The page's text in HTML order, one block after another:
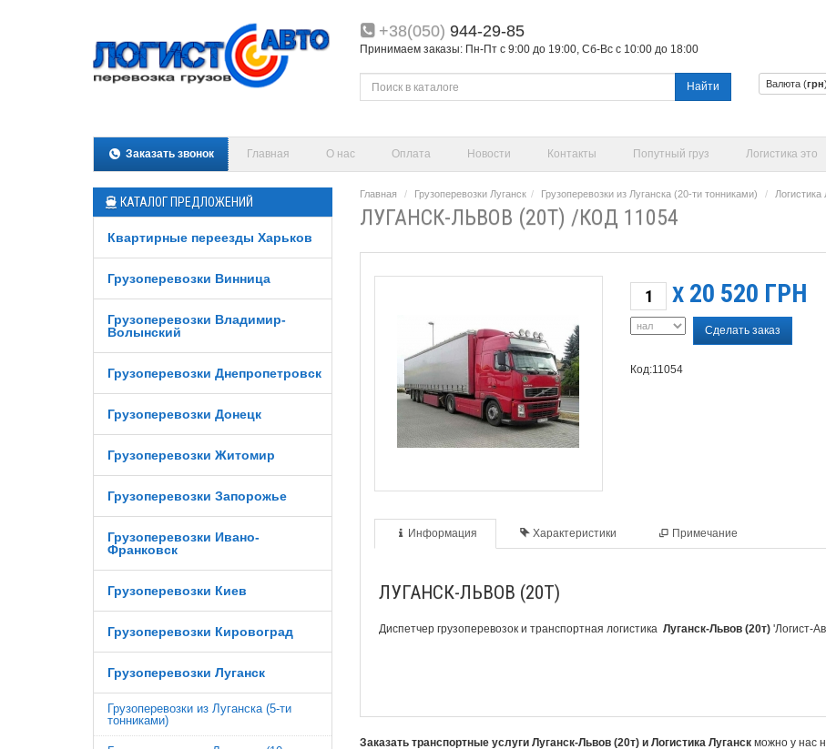
+38(050) 944-29-85
Принимаем заказы: Пн-Пт с 9:00 до 19:00, Сб-Вс с 10:00 до 18:00
Найти Валюта (грн
Заказать звонок Главная О нас Оплата Новости Контакты Попутный груз Логистика это
КАТАЛОГ ПРЕДЛОЖЕНИЙ
Квартирные переезды Харьков
Грузоперевозки Винница
Грузоперевозки Владимир-
Волынский
Грузоперевозки Днепропетровск
Грузоперевозки Донецк
Грузоперевозки Житомир
Грузоперевозки Запорожье
Грузоперевозки Ивано-
Франковск
Грузоперевозки Киев
Грузоперевозки Кировоград
Грузоперевозки Луганск
Грузоперевозки из Луганска (5-ти
тонниками)
Главная Грузоперевозки Луганск Грузоперевозки из Луганска (20-ти тонниками) Логистика
ЛУГАНСК-ЛЬВОВ (20Т) /КОД 11054
X 20 520 ГРН
Сделать заказ
Код:11054
Информация Характеристики Примечание
ЛУГАНСК-ЛЬВОВ (20Т)
Диспетчер грузоперевозок и транспортная логистика Луганск-Львов (20т)'Логист-
Заказать транспортные услуги Луганск-Львов (20т) и Логистика Луганскможно у нас